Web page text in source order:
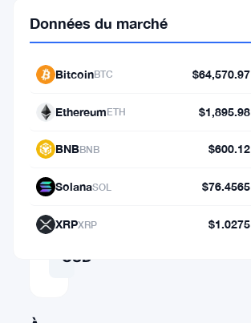
⇄
BTC
64,570.96638008
USD
Données du marché
BitcoinBTC $64,570.97
EthereumETH $1,895.98
BNBBNB $600.12
SolanaSOL $76.4565
XRPXRP $1.0275